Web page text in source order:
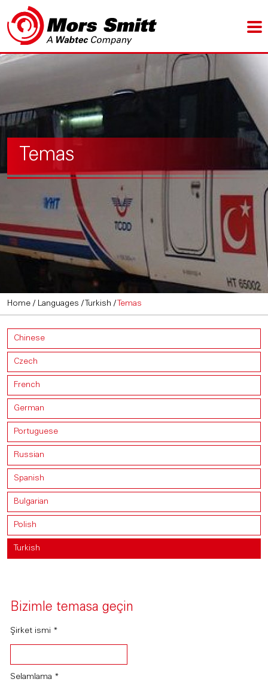
Temas
Home / Languages / Turkish / Temas
Chinese
Czech
French
German
Portuguese
Russian
Spanish
Bulgarian
Polish
Turkish
Bizimle temasa geçin
Şirket ismi *
Selamlama *